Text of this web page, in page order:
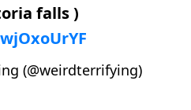
falls )
(@weirdterrifying)